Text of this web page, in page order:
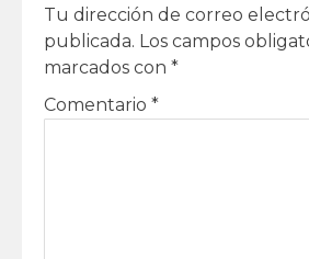
Tu dirección de correo
publicada. Los campos
marcados con *
Comentario *